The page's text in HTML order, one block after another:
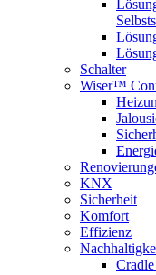
Schalter
Wiser™
KNX
Sicherheit
Komfort
Effizienz